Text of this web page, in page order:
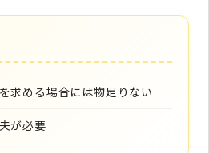
求める場合には物足りない
が必要